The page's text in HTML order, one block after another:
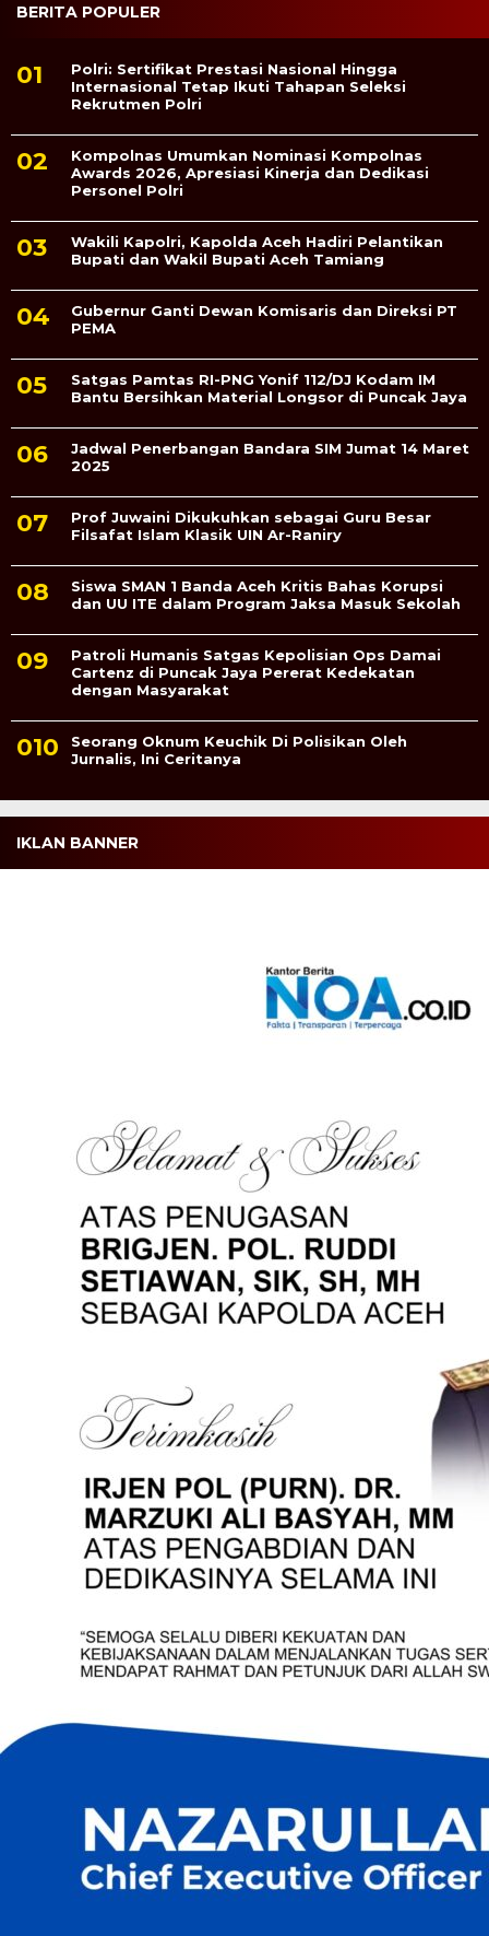
BERITA POPULER
Polri: Sertifikat Prestasi Nasional Hingga
Internasional Tetap Ikuti Tahapan Seleksi
Rekrutmen Polri
Kompolnas Umumkan Nominasi Kompolnas
Awards 2026, Apresiasi Kinerja dan Dedikasi
Personel Polri
Wakili Kapolri, Kapolda Aceh Hadiri Pelantikan
Bupati dan Wakil Bupati Aceh Tamiang
Gubernur Ganti Dewan Komisaris dan Direksi PT
PEMA
Satgas Pamtas RI-PNG Yonif 112/DJ Kodam IM
Bantu Bersihkan Material Longsor di Puncak Jaya
Jadwal Penerbangan Bandara SIM Jumat 14 Maret
2025
Prof Juwaini Dikukuhkan sebagai Guru Besar
Filsafat Islam Klasik UIN Ar-Raniry
Siswa SMAN 1 Banda Aceh Kritis Bahas Korupsi
dan UU ITE dalam Program Jaksa Masuk Sekolah
Patroli Humanis Satgas Kepolisian Ops Damai
Cartenz di Puncak Jaya Pererat Kedekatan
dengan Masyarakat
Seorang Oknum Keuchik Di Polisikan Oleh
Jurnalis, Ini Ceritanya
IKLAN BANNER